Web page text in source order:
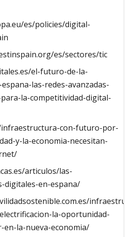
es/policies/digital-
es/sectores/tic
el-futuro-de-la-
las-redes-avanzadas-
la-competitividad-digital-
con-futuro-por-
y-la-economia-necesitan-
articulos/las-
digitales-en-espana/
la-oportunidad-
la-nueva-economia/